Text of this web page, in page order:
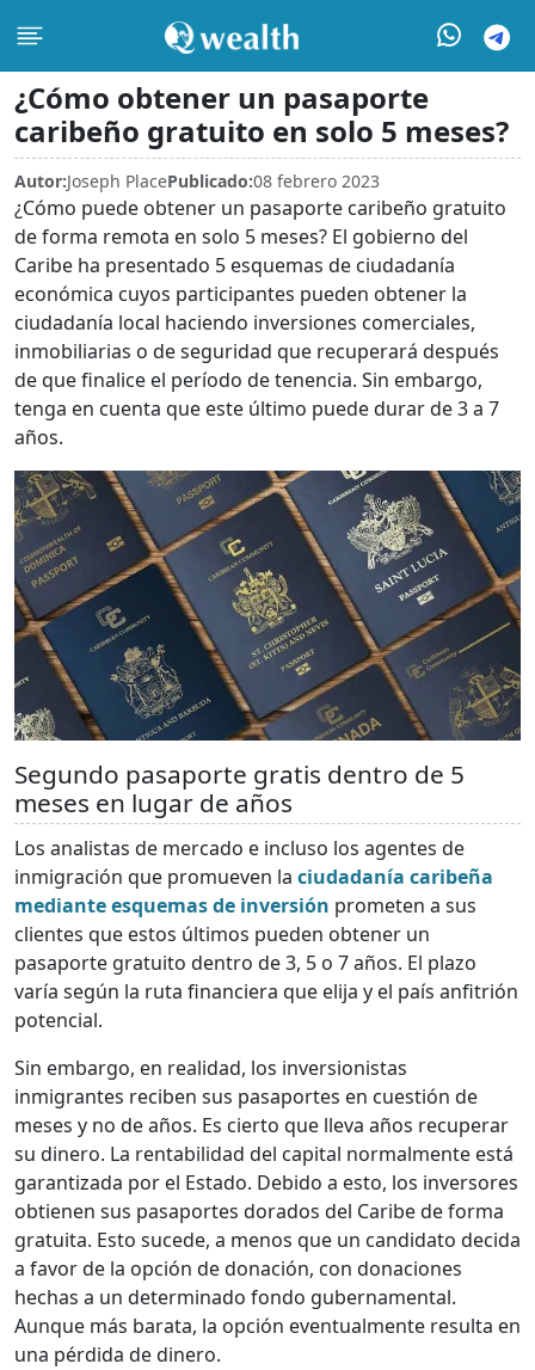
¿Cómo obtener un pasaporte
caribeño gratuito en solo 5 meses?
Autor:Joseph PlacePublicado:08 febrero 2023
¿Cómo puede obtener un pasaporte caribeño gratuito
de forma remota en solo 5 meses? El gobierno del
Caribe ha presentado 5 esquemas de ciudadanía
económica cuyos participantes pueden obtener la
ciudadanía local haciendo inversiones comerciales,
inmobiliarias o de seguridad que recuperará después
de que finalice el período de tenencia. Sin embargo,
tenga en cuenta que este último puede durar de 3 a 7
años.
Segundo pasaporte gratis dentro de 5
meses en lugar de años
Los analistas de mercado e incluso los agentes de
inmigración que promueven la ciudadanía caribeña
mediante esquemas de inversión prometen a sus
clientes que estos últimos pueden obtener un
pasaporte gratuito dentro de 3, 5 o 7 años. El plazo
varía según la ruta financiera que elija y el país anfitrión
potencial.
Sin embargo, en realidad, los inversionistas
inmigrantes reciben sus pasaportes en cuestión de
meses y no de años. Es cierto que lleva años recuperar
su dinero. La rentabilidad del capital normalmente está
garantizada por el Estado. Debido a esto, los inversores
obtienen sus pasaportes dorados del Caribe de forma
gratuita. Esto sucede, a menos que un candidato decida
a favor de la opción de donación, con donaciones
hechas a un determinado fondo gubernamental.
Aunque más barata, la opción eventualmente resulta en
una pérdida de dinero.